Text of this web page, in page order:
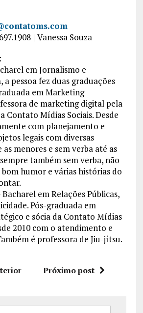
| Vanessa Souza
em Jornalismo e
a pessoa fez duas graduações
em Marketing
de marketing digital pela
Contato Mídias Sociais. Desde
com planejamento e
legais com diversas
as menores e sem verba até as
também sem verba, não
humor e várias histórias do
Bacharel em Relações Públicas,
Pós-graduada em
e sócia da Contato Mídias
2010 com o atendimento e
é professora de Jiu-jítsu.
Próximo post